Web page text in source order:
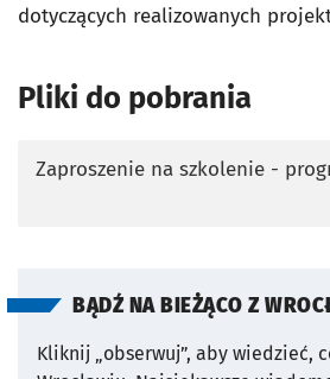
dotyczących realizowanych
Pliki do pobrania
Zaproszenie na szkolenie -
BĄDŹ NA BIEŻĄCO Z
Kliknij „obserwuj”, aby wiedzieć,